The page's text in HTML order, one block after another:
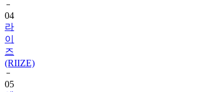
라
이
즈
(RIIZE)
05
엔
시